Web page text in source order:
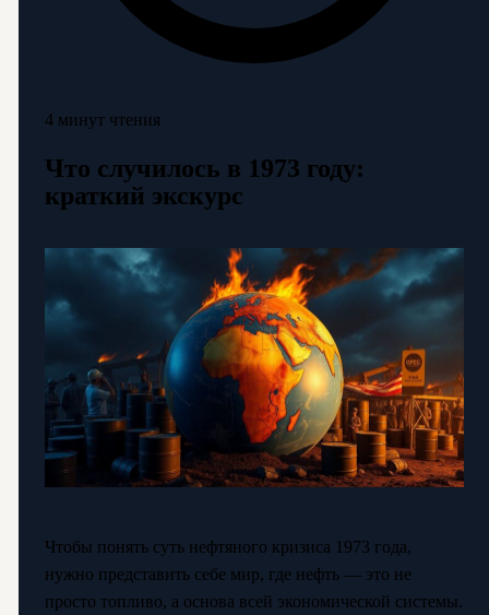
4 минут чтения
Что случилось в 1973 году:
краткий экскурс
Чтобы понять суть нефтяного кризиса 1973 года,
нужно представить себе мир, где нефть — это не
просто топливо, а основа всей экономической системы.